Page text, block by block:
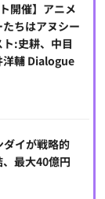
開催】アニメ
ちはアヌシー
:史耕、中目
洋輔 Dialogue
イが戦略的
最大40億円